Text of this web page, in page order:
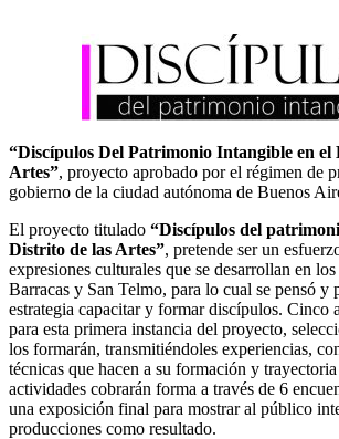
“Discípulos Del Patrimonio Intangible en el
Artes”, proyecto aprobado por el régimen de
gobierno de la ciudad autónoma de Buenos
El proyecto titulado “Discípulos del
Distrito de las Artes”, pretende ser un
expresiones culturales que se desarrollan en
Barracas y San Telmo, para lo cual se pensó y
estrategia capacitar y formar discípulos. Cinco
para esta primera instancia del proyecto,
los formarán, transmitiéndoles experiencias,
técnicas que hacen a su formación y
actividades cobrarán forma a través de 6
una exposición final para mostrar al público
producciones como resultado.